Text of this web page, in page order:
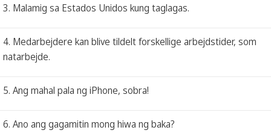
3. Malamig sa Estados Unidos kung taglagas.
4. Medarbejdere kan blive tildelt forskellige arbejdstider, som
natarbejde.
5. Ang mahal pala ng iPhone, sobra!
6. Ano ang gagamitin mong hiwa ng baka?